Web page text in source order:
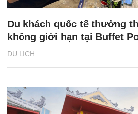
DU LỊCH
Du khách quốc tế thưởng
không giới hạn tại Buffet